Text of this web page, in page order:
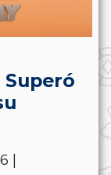
Superó
|